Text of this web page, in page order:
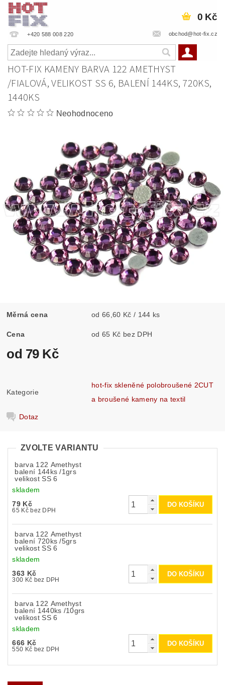
+420 588 008 220 obchod@hot-fix.cz
0 Kč
HOT-FIX KAMENY BARVA 122 AMETHYST
/FIALOVÁ, VELIKOST SS 6, BALENÍ 144KS, 720KS,
1440KS
Neohodnoceno
Měrná cena od 66,60 Kč / 144 ks
Cena od 65 Kč bez DPH
od 79 Kč
Kategorie
hot-fix skleněné polobroušené 2CUT
a broušené kameny na textil
Dotaz
ZVOLTE VARIANTU
barva 122 Amethyst
balení 144ks /1grs
velikost SS 6
skladem
79 Kč
65 Kč bez DPH
barva 122 Amethyst
balení 720ks /5grs
velikost SS 6
skladem
363 Kč
300 Kč bez DPH
barva 122 Amethyst
balení 1440ks /10grs
velikost SS 6
skladem
666 Kč
550 Kč bez DPH